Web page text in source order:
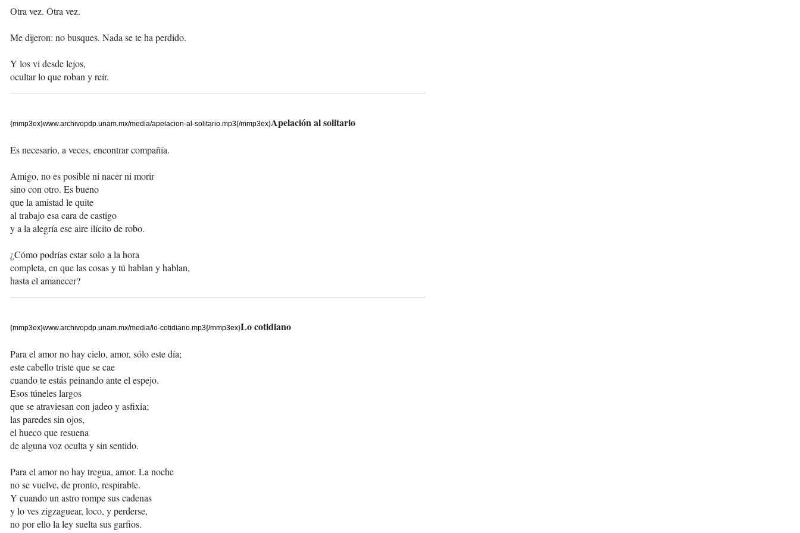
Otra vez. Otra vez.
Me dijeron: no busques. Nada se te ha perdido.
Y los vi desde lejos,
ocultar lo que roban y reír.
{mmp3ex}www.archivopdp.unam.mx/media/apelacion-al-solitario.mp3{/mmp3ex}Apelación al solitario
Es necesario, a veces, encontrar compañía.
Amigo, no es posible ni nacer ni morir
sino con otro. Es bueno
que la amistad le quite
al trabajo esa cara de castigo
y a la alegría ese aire ilícito de robo.
¿Cómo podrías estar solo a la hora
completa, en que las cosas y tú hablan y hablan,
hasta el amanecer?
{mmp3ex}www.archivopdp.unam.mx/media/lo-cotidiano.mp3{/mmp3ex}Lo cotidiano
Para el amor no hay cielo, amor, sólo este día;
este cabello triste que se cae
cuando te estás peinando ante el espejo.
Esos túneles largos
que se atraviesan con jadeo y asfixia;
las paredes sin ojos,
el hueco que resuena
de alguna voz oculta y sin sentido.
Para el amor no hay tregua, amor. La noche
no se vuelve, de pronto, respirable.
Y cuando un astro rompe sus cadenas
y lo ves zigzaguear, loco, y perderse,
no por ello la ley suelta sus garfios.